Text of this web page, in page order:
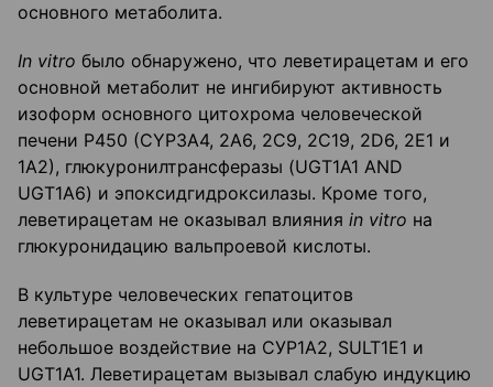
основного метаболита.
In vitro было обнаружено, что леветирацетам и его
основной метаболит не ингибируют активность
изоформ основного цитохрома человеческой
печени Р450 (CYP3A4, 2А6, 2С9, 2С19, 2D6, 2Е1 и
1А2), глюкуронилтрансферазы (UGT1A1 AND
UGT1A6) и эпоксидгидроксилазы. Кроме того,
леветирацетам не оказывал влияния in vitro на
глюкуронидацию вальпроевой кислоты.
В культуре человеческих гепатоцитов
леветирацетам не оказывал или оказывал
небольшое воздействие на СУР1А2, SULT1E1 и
UGT1А1. Леветирацетам вызывал слабую индукцию